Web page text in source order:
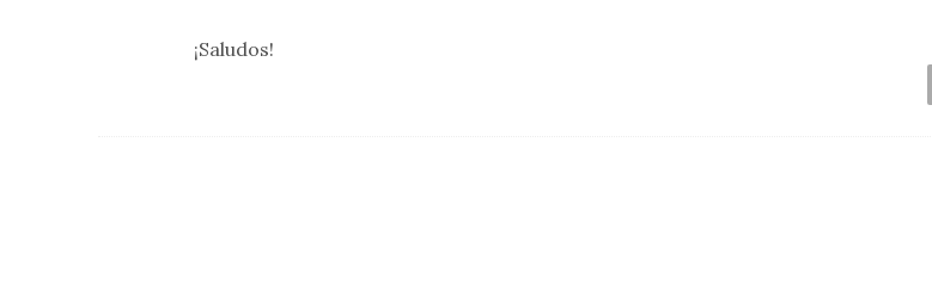
¡Saludos!